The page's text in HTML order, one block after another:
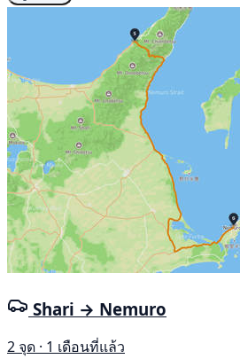
Shari → Nemuro
2 จุด · 1 เดือนที่แล้ว